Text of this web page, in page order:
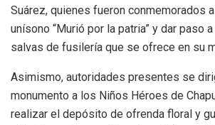
Suárez, quienes fueron conmemorados
unísono “Murió por la patria” y dar paso
salvas de fusilería que se ofrece en su
Asimismo, autoridades presentes se
monumento a los Niños Héroes de
realizar el depósito de ofrenda floral y